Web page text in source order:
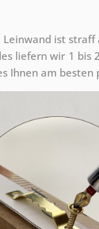
ist
liefern wir 1 bis
Ihnen am besten